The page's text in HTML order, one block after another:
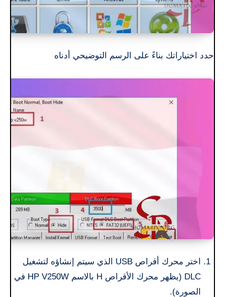
حدد اختياراتك بناءً على الرسم التوضيحي أدناه
اختر محرك أقراص USB الذي سيتم إنشاؤه لتشغيل
DLC (يظهر محرك الأقراص H بالاسم HP V250W في
الصورة).